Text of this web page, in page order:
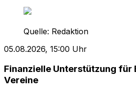
Quelle: Redaktion
05.08.2026, 15:00 Uhr
Finanzielle Unterstützung für
Vereine